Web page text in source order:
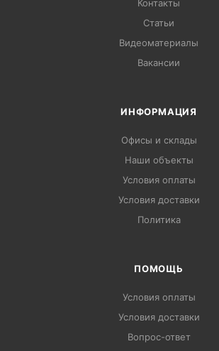
Контакты
Статьи
Видеоматериалы
Вакансии
ИНФОРМАЦИЯ
Офисы и склады
Наши объекты
Условия оплаты
Условия доставки
Политика
ПОМОЩЬ
Условия оплаты
Условия доставки
Вопрос-ответ